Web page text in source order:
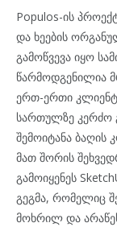
Populos-ის
და ხეების
გამოწვევა იყო
წარმოდგენილია
ერთ-ერთი
სართულზე კერძო
შემოიტანა ბაღის
მათ შორის
გამოიყენეს
გეგმა, რომელიც
მოხრილ და